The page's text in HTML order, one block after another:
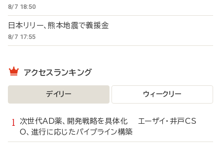
8/7 18:50
日本リリー、熊本地震で義援金
8/7 17:55
アクセスランキング
デイリー ウィークリー
次世代AD薬、開発戦略を具体化 エーザイ・井戸CS
O、進行に応じたパイプライン構築